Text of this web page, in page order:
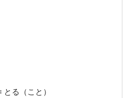
る（こと）